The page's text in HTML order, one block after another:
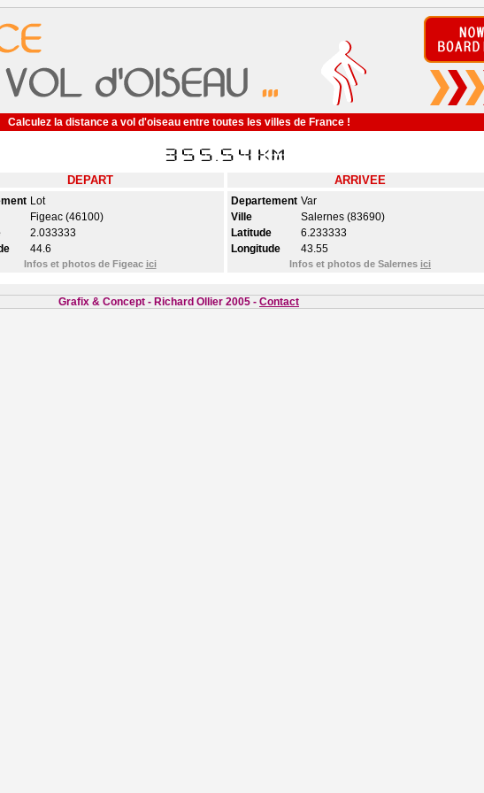
Calculez la distance a vol d'oiseau entre toutes les villes de France !
DEPART ARRIVEE
Lot
Figeac (46100)
2.033333
44.6
Infos et photos de Figeac ici
Departement Var
Ville
Salernes (83690)
Latitude
6.233333
Longitude
43.55
Infos et photos de Salernes ici
Grafix & Concept - Richard Ollier 2005 - Contact